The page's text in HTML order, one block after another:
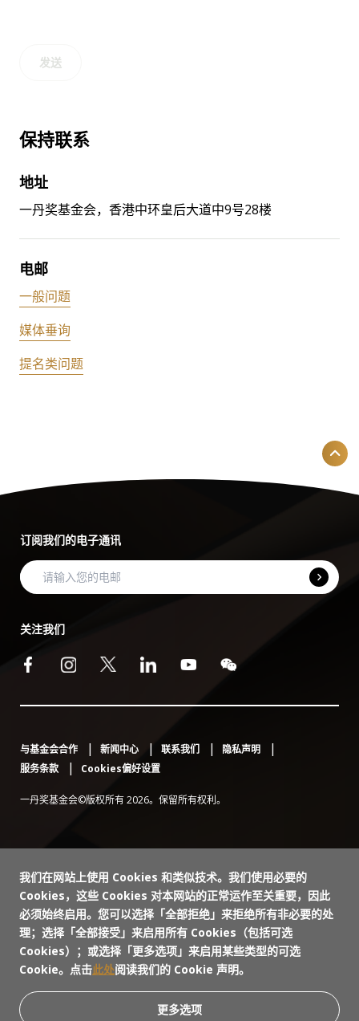
发送
保持联系
地址
一丹奖基金会，香港中环皇后大道中9号28楼
电邮
一般问题
媒体垂询
提名类问题
订阅我们的电子通讯
关注我们
与基金会合作 新闻中心 联系我们
隐私声明
服务条款
Cookies偏好设置
一丹奖基金会©版权所有 2026。保留所有权利。
我们在网站上使用 Cookies 和类似技术。我们使用必要的
Cookies，这些 Cookies 对本网站的正常运作至关重要，因此
必须始终启用。您可以选择「全部拒绝」来拒绝所有非必要的处
理；选择「全部接受」来启用所有 Cookies（包括可选
Cookies）；或选择「更多选项」来启用某些类型的可选
Cookie。点击此处阅读我们的 Cookie 声明。
更多选项